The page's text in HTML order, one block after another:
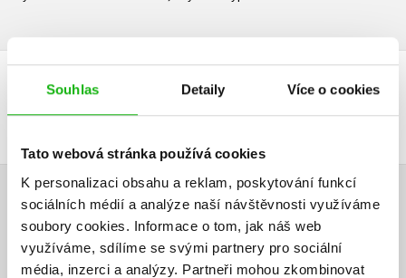
Souhlas Detaily Více o cookies
Tato webová stránka používá cookies
K personalizaci obsahu a reklam, poskytování funkcí
sociálních médií a analýze naší návštěvnosti využíváme
soubory cookies. Informace o tom, jak náš web
využíváme, sdílíme se svými partnery pro sociální
média, inzerci a analýzy. Partneři mohou zkombinovat
DALŠÍ TITULY Z ŘADY "EDDIE FLYNN (SK)"
HODNOCENÍ ČTENÁŘŮ
V současné době nejsou vytvořena žádná uživatelská hodnocení.